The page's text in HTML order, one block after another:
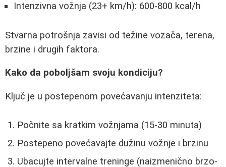
Intenzivna vožnja (23+ km/h): 600-800 kcal/h
Stvarna potrošnja zavisi od težine vozača, terena,
brzine i drugih faktora.
Kako da poboljšam svoju kondiciju?
Ključ je u postepenom povećavanju intenziteta:
Počnite sa kratkim vožnjama (15-30 minuta)
Postepeno povećavajte dužinu vožnje i brzinu
Ubacujte intervalne treninge (naizmenično brzo-